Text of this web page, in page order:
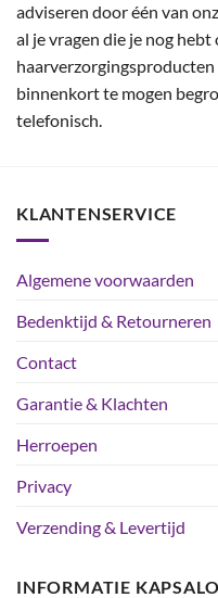
adviseren door één van
al je vragen die je nog hebt
binnenkort te mogen
telefonisch.
KLANTENSERVICE
Algemene voorwaarden
Bedenktijd & Retourneren
Contact
Garantie & Klachten
Herroepen
Privacy
Verzending & Levertijd
INFORMATIE